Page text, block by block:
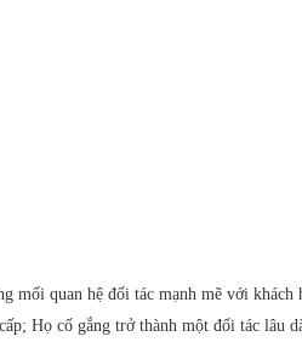
mối quan hệ đối tác mạnh mẽ với khách
Họ cố gắng trở thành một đối tác lâu